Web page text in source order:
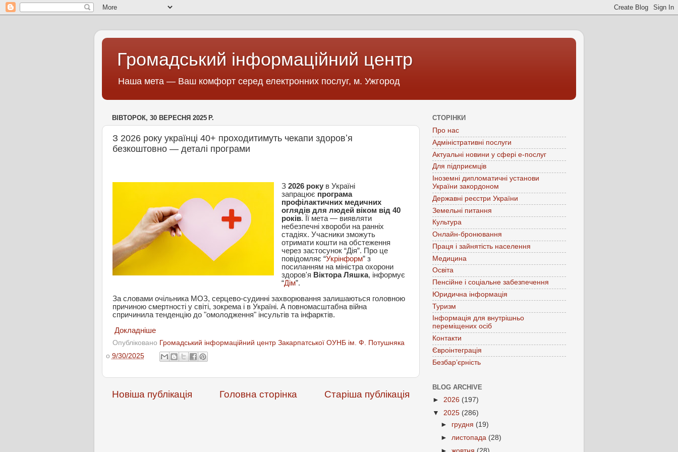
Громадський інформаційний центр
Наша мета — Ваш комфорт серед електронних послуг, м. Ужгород
ВІВТОРОК, 30 ВЕРЕСНЯ 2025 Р.
З 2026 року українці 40+ проходитимуть чекапи здоровʼя
безкоштовно — деталі програми
З 2026 рокув Україні
запрацює програма
профілактичних медичних
оглядів для людей віком від 40
років. Її мета — виявляти
небезпечні хвороби на ранніх
стадіях. Учасники зможуть
отримати кошти на обстеження
через застосунок “Дія”. Про це
повідомляє “Укрінформ” з
посиланням на міністра охорони
здоров'я Віктора Ляшка, інформує
“Дім”.
За словами очільника МОЗ, серцево-судинні захворювання залишаються головною
причиною смертності у світі, зокрема і в Україні. А повномасштабна війна
спричинила тенденцію до "омолодження" інсультів та інфарктів.
Докладніше
Опубліковано Громадський інформаційний центр Закарпатської ОУНБ ім. Ф. Потушняка
о 9/30/2025
Новіша публікація Старіша публікація
Головна сторінка
СТОРІНКИ
Про нас
Адміністративні послуги
Актуальні новини у сфері е-послуг
Для підприємців
Іноземні дипломатичні установи
України закордоном
Державні реєстри України
Земельні питання
Культура
Онлайн-бронювання
Праця і зайнятість населення
Медицина
Освіта
Пенсійне і соціальне забезпечення
Юридична інформація
Туризм
Інформація для внутрішньо
переміщених осіб
Контакти
Євроінтеграція
Безбар’єрність
BLOG ARCHIVE
► 2026 (197)
▼ 2025 (286)
► грудня (19)
► листопада (28)